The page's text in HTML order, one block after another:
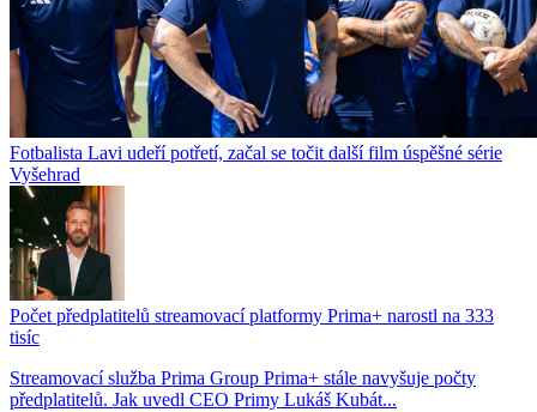
Fotbalista Lavi udeří potřetí, začal se točit další film úspěšné série
Vyšehrad
Počet předplatitelů streamovací platformy Prima+ narostl na 333
tisíc
Streamovací služba Prima Group Prima+ stále navyšuje počty
předplatitelů. Jak uvedl CEO Primy Lukáš Kubát...